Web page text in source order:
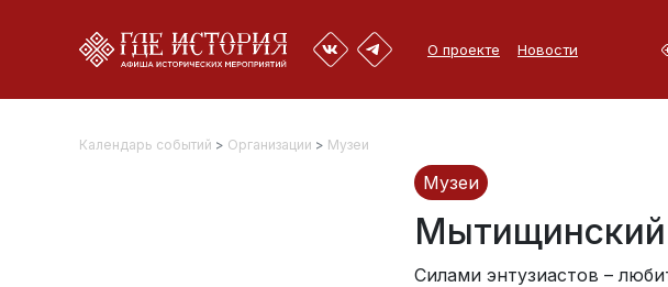
О проекте Новости
Календарь событий > Организации > Музеи
Музеи
Мытищинский
Силами энтузиастов –